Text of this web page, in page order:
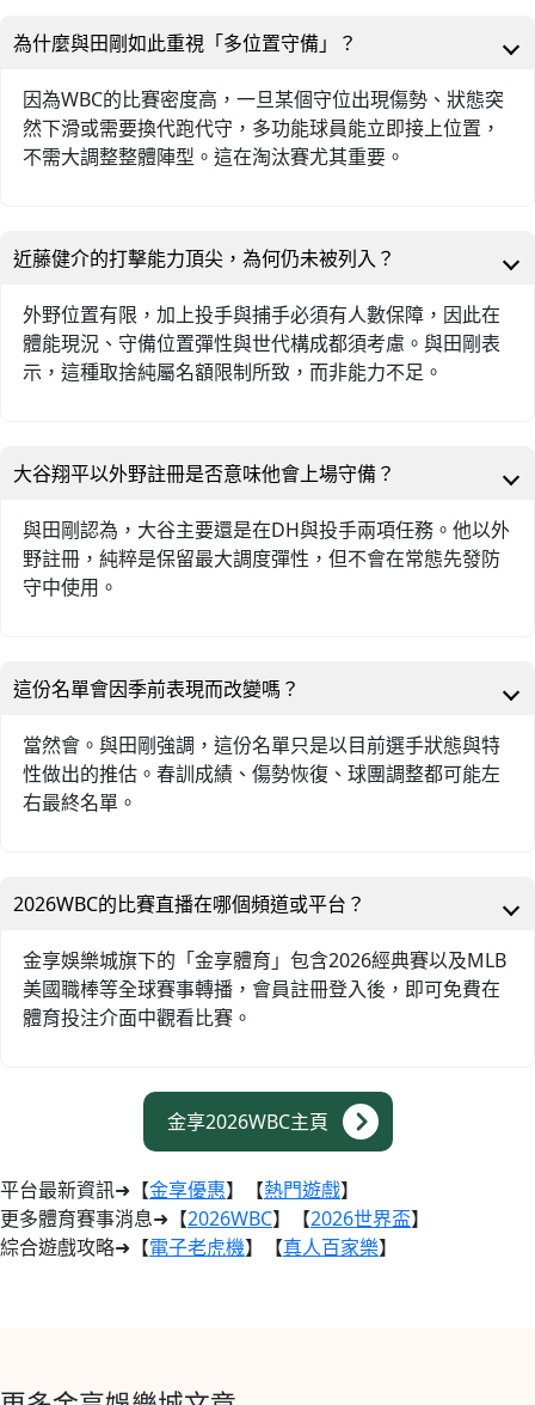
為什麼與田剛如此重視「多位置守備」？
因為WBC的比賽密度高，一旦某個守位出現傷勢、狀態突
然下滑或需要換代跑代守，多功能球員能立即接上位置，
不需大調整整體陣型。這在淘汰賽尤其重要。
近藤健介的打擊能力頂尖，為何仍未被列入？
外野位置有限，加上投手與捕手必須有人數保障，因此在
體能現況、守備位置彈性與世代構成都須考慮。與田剛表
示，這種取捨純屬名額限制所致，而非能力不足。
大谷翔平以外野註冊是否意味他會上場守備？
與田剛認為，大谷主要還是在DH與投手兩項任務。他以外
野註冊，純粹是保留最大調度彈性，但不會在常態先發防
守中使用。
這份名單會因季前表現而改變嗎？
當然會。與田剛強調，這份名單只是以目前選手狀態與特
性做出的推估。春訓成績、傷勢恢復、球團調整都可能左
右最終名單。
2026WBC的比賽直播在哪個頻道或平台？
金享娛樂城旗下的「金享體育」包含2026經典賽以及MLB
美國職棒等全球賽事轉播，會員註冊登入後，即可免費在
體育投注介面中觀看比賽。
金享2026WBC主頁
平台最新資訊➜【金享優惠】【熱門遊戲】
更多體育賽事消息➜【2026WBC】【2026世界盃】
綜合遊戲攻略➜【電子老虎機】【真人百家樂】